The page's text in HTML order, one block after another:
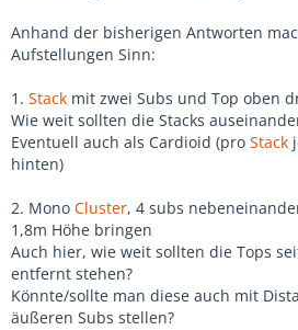
Anhand der bisherigen Antworten
Aufstellungen Sinn:
1. Stack mit zwei Subs und Top oben
Wie weit sollten die Stacks
Eventuell auch als Cardioid (pro Stack
hinten)
2. Mono Cluster, 4 subs
1,8m Höhe bringen
Auch hier, wie weit sollten die Tops
entfernt stehen?
Könnte/sollte man diese auch mit
äußeren Subs stellen?